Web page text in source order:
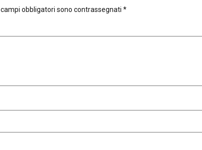
I campi obbligatori sono contrassegnati *